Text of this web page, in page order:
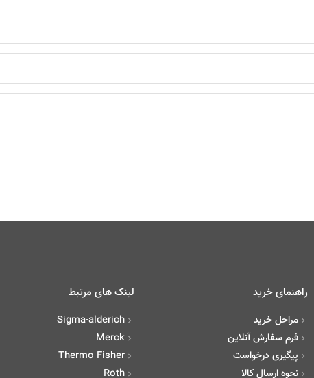
راهنمای خرید
مراحل خرید
فرم سفارش آنلاین
پیگیری درخواست
نحوه ارسال کالا
لینک های مرتبط
Sigma-alderich
Merck
Thermo Fisher
Roth